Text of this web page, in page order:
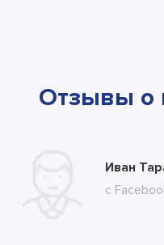
Отзывы о
Юлия
с сайта
Иван
с
Ксения
с сайта
Алла
с сайта
Тимур
с сайта
Андрей
с ВК
Илья
с ВК
Антон
с сайта